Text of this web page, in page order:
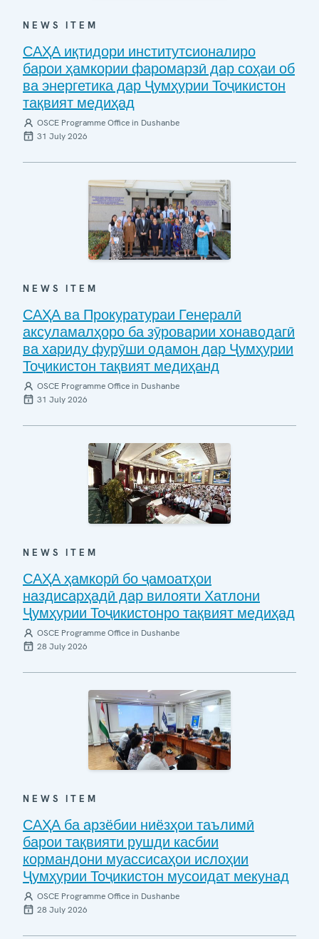
NEWS ITEM
САҲА иқтидори институтсионалиро
барои ҳамкории фаромарзӣ дар соҳаи об
ва энергетика дар Ҷумҳурии Тоҷикистон
тақвият медиҳад
OSCE Programme Office in Dushanbe
31 July 2026
NEWS ITEM
САҲА ва Прокуратураи Генералӣ
аксуламалҳоро ба зӯроварии хонаводагӣ
ва хариду фурӯши одамон дар Ҷумҳурии
Тоҷикистон тақвият медиҳанд
OSCE Programme Office in Dushanbe
31 July 2026
NEWS ITEM
САҲА ҳамкорӣ бо ҷамоатҳои
наздисарҳадӣ дар вилояти Хатлони
Ҷумҳурии Тоҷикистонро тақвият медиҳад
OSCE Programme Office in Dushanbe
28 July 2026
NEWS ITEM
САҲА ба арзёбии ниёзҳои таълимӣ
барои тақвияти рушди касбии
кормандони муассисаҳои ислоҳии
Ҷумҳурии Тоҷикистон мусоидат мекунад
OSCE Programme Office in Dushanbe
28 July 2026